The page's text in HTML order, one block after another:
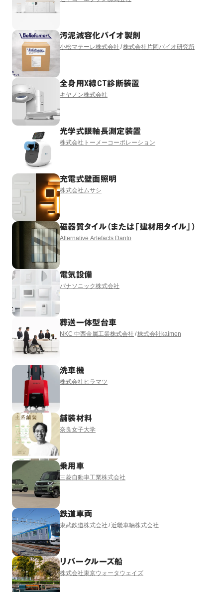
汚泥減容化バイオ製剤
小松マテーレ株式会社 株式会社片岡バイオ研究所
全身用X線CT診断装置
キヤノン株式会社
光学式眼軸長測定装置
株式会社トーメーコーポレーション
充電式壁面照明
株式会社ムサシ
磁器質タイル（または「建材用タイル」）
Alternative Artefacts Danto
電気設備
パナソニック株式会社
葬送一体型台車
NKC 中西金属工業株式会社 株式会社kaimen
洗車機
株式会社ヒラマツ
舗装材料
奈良女子大学
乗用車
三菱自動車工業株式会社
鉄道車両
東武鉄道株式会社 近畿車輛株式会社
リバークルーズ船
株式会社東京ウォータウェイズ